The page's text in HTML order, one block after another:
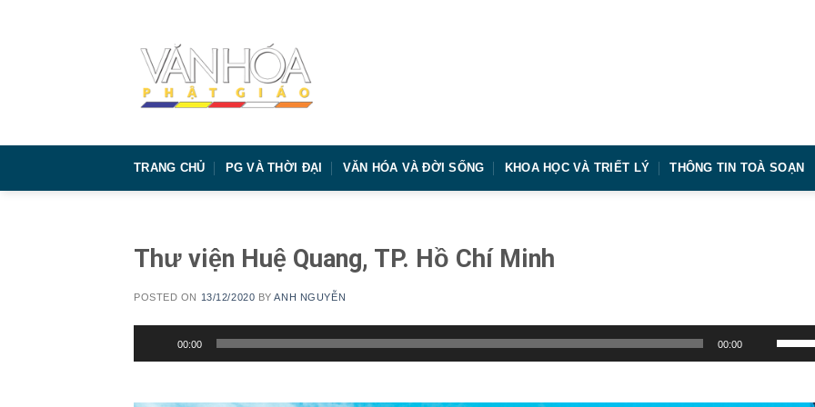
TRANG CHỦ PG VÀ THỜI ĐẠI VĂN HÓA VÀ ĐỜI SỐNG KHOA HỌC VÀ TRIẾT LÝ THÔNG TIN TOÀ SOẠN
Thư viện Huệ Quang, TP. Hồ Chí Minh
POSTED ON 13/12/2020 BYANH NGUYỄN
chơi
00:00 00:00
dụng
phím